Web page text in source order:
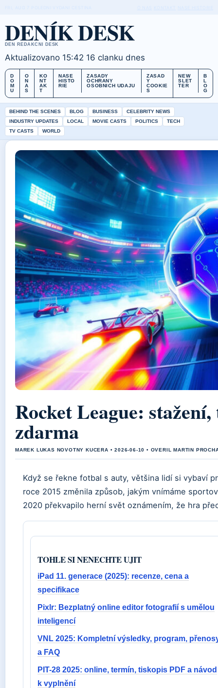
DENÍK DESK
DEN REDAKCNI DESK
Aktualizovano 15:42 16 clanku dnes
D
O
M
U
O
N
A
S
KO
NT
AK
T
NASE
HISTO
RIE
ZASADY
OCHRANY
OSOBNICH UDAJU
ZASAD
Y
COOKIE
S
NEW
SLET
TER
B
L
O
G
BEHIND THE SCENES BLOG BUSINESS
CELEBRITY NEWS
INDUSTRY UPDATES
LOCAL MOVIE CASTS POLITICS
TECH
TV CASTS
WORLD
Rocket League:
zdarma
MAREK LUKAS NOVOTNY KUCERA • 2026-06-10 • OVERIL MARTIN
Když se řekne fotbal s auty, většina lidí si vybaví
roce 2015 změnila způsob, jakým vnímáme
2020 překvapilo herní svět oznámením, že hra
TOHLE SI NENECHTE UJIT
iPad 11. generace (2025): recenze, cena a
specifikace
Pixlr: Bezplatný online editor fotografií s umělou
inteligencí
VNL 2025: Kompletní výsledky, program,
a FAQ
PIT-28 2025: online, termín, tiskopis PDF a návod
k vyplnění